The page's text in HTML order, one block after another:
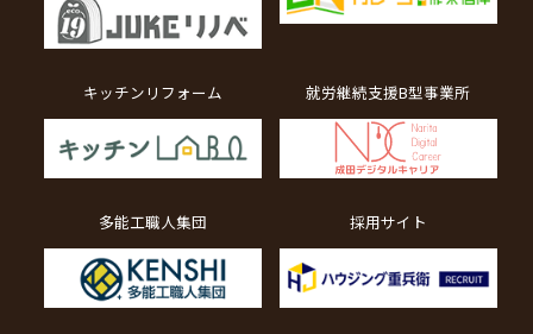
キッチンリフォーム 就労継続支援B型事業所
多能工職人集団 採用サイト